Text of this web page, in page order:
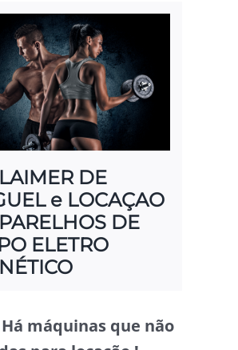
DE
e LOCAÇAO
DE
ELETRO
máquinas que não